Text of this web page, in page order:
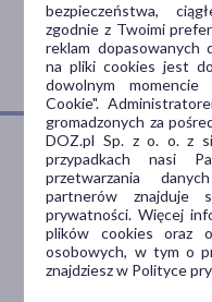
Dlaczego
Niższe koszta
bezpieczeństwa,
zgodnie z Twoimi
reklam dopasowanych
na pliki cookies jest
dowolnym
Cookie".
gromadzonych za
DOZ.pl Sp. z o. o. z
przypadkach nasi
przetwarzania
partnerów znajduje
prywatności. Więcej
plików cookies oraz
osobowych, w tym o
znajdziesz w Polityce